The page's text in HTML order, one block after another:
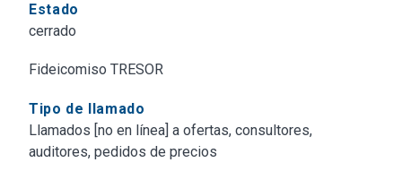
Estado
cerrado
Fideicomiso TRESOR
Tipo de llamado
Llamados [no en línea] a ofertas, consultores,
auditores, pedidos de precios